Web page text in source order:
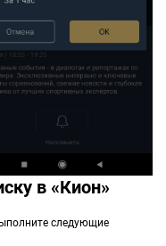
в «Кион»
следующие